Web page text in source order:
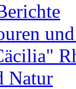
Natur